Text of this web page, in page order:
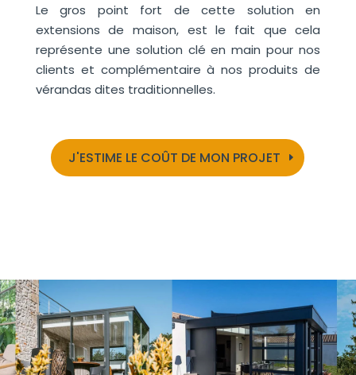
Le gros point fort de cette solution en
extensions de maison, est le fait que cela
représente une solution clé en main pour nos
clients et complémentaire à nos produits de
vérandas dites traditionnelles.
J'ESTIME LE COÛT DE MON PROJET